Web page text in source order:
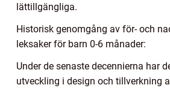
lättillgängliga.
Historisk genomgång av för- och
leksaker för barn 0-6 månader:
Under de senaste decennierna har
utveckling i design och tillverkning